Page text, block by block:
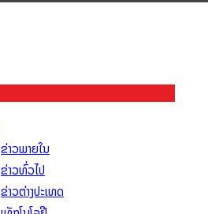
ຂ່າວພາຍໃນ
ຂ່າວທົ່ວໄປ
ຂ່າວຕ່າງປະເທດ